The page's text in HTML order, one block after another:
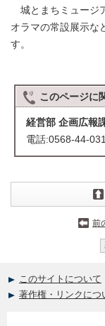
城とまちミュージ
オラマの常設展示な
す。
このページに
経営部 企画広報
電話:0568-44-
前
このサイトについて
著作権・リンクにつ